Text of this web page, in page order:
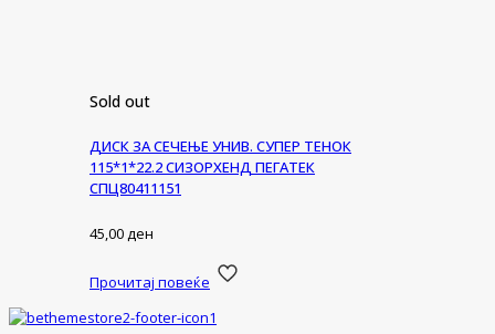
Sold out
ДИСК ЗА СЕЧЕЊЕ УНИВ. СУПЕР ТЕНОК
115*1*22.2 СИЗОРХЕНД ПЕГАТЕК
СПЦ80411151
45,00ден
Прочитај повеќе